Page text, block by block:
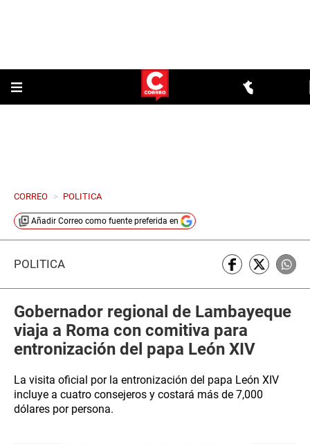
CORREO > POLITICA
Añadir Correo como fuente preferida en
POLÍTICA
Gobernador regional de Lambayeque
viaja a Roma con comitiva para
entronización del papa León XIV
La visita oficial por la entronización del papa León XIV
incluye a cuatro consejeros y costará más de 7,000
dólares por persona.